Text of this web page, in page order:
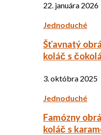
22. januára 2026
Jednoduché
Šťavnatý
koláč s
3. októbra 2025
Jednoduché
Famózny
koláč s